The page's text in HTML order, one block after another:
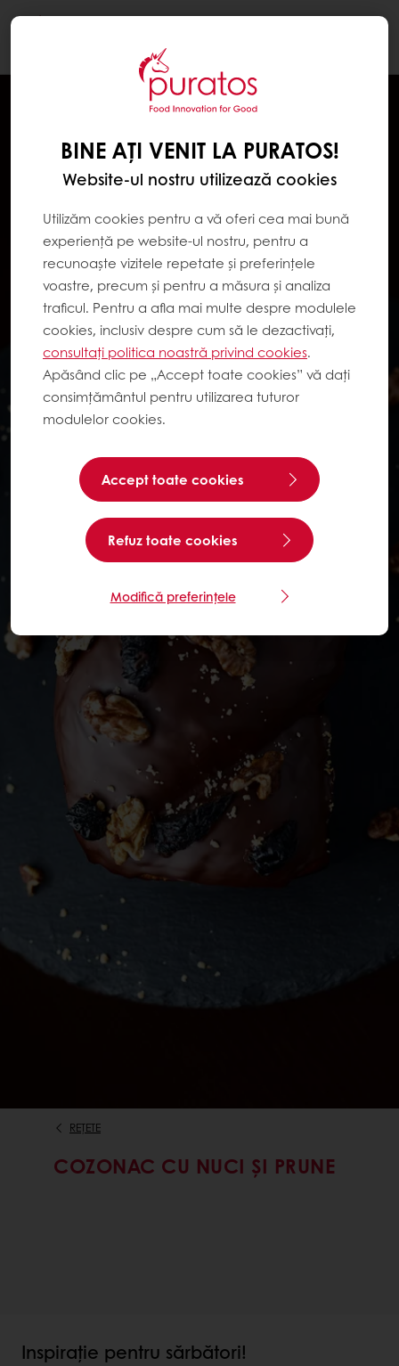
REȚETE
COZONAC CU NUCI ȘI PRUNE
Inspirație pentru sărbători!
BINE AȚI VENIT LA PURATOS!
Website-ul nostru utilizează cookies
Utilizăm cookies pentru a vă oferi cea mai bună
experiență pe website-ul nostru, pentru a
recunoaște vizitele repetate și preferințele
voastre, precum și pentru a măsura și analiza
traficul. Pentru a afla mai multe despre modulele
cookies, inclusiv despre cum să le dezactivați,
consultați politica noastră privind cookies.
Apăsând clic pe „Accept toate cookies” vă dați
consimțământul pentru utilizarea tuturor
modulelor cookies.
Accept toate cookies
Refuz toate cookies
Modifică preferințele